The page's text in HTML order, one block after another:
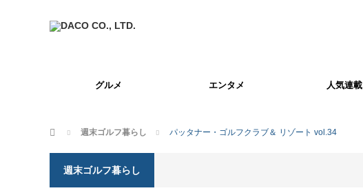
グルメ エンタメ 人気連載
ホーム 週末ゴルフ暮らし パッタナー・ゴルフクラブ＆ リゾート vol.34
週末ゴルフ暮らし